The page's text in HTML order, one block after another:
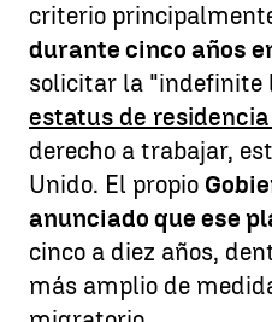
criterio
durante cinco años
solicitar la "indefinite
estatus de
derecho a trabajar,
Unido. El propio
anunciado que ese
cinco a diez años,
más amplio de